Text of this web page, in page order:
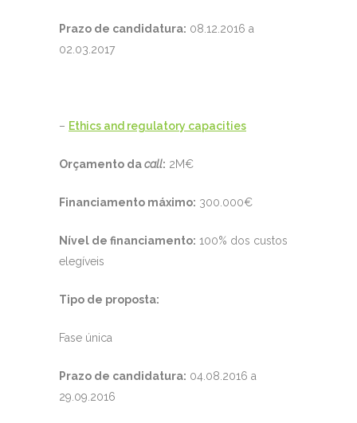
Prazo de candidatura: 08.12.2016 a
02.03.2017
– Ethics and regulatory capacities
Orçamento dacall: 2M€
Financiamento máximo: 300.000€
Nível de financiamento: 100% dos custos
elegíveis
Tipo de proposta:
Fase única
Prazo de candidatura: 04.08.2016 a
29.09.2016